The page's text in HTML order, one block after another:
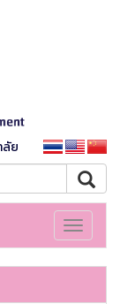
ลัย
Toggle